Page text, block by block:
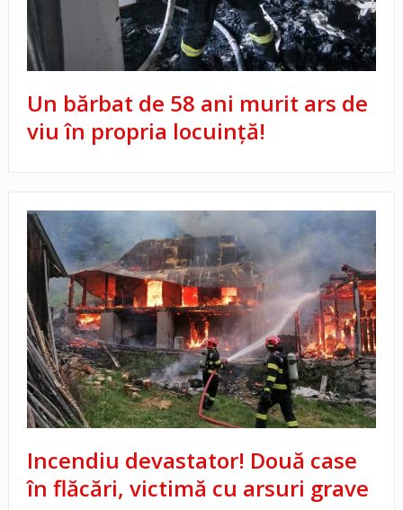
Un bărbat de 58 ani murit ars de
viu în propria locuință!
Incendiu devastator! Două case
în flăcări, victimă cu arsuri grave